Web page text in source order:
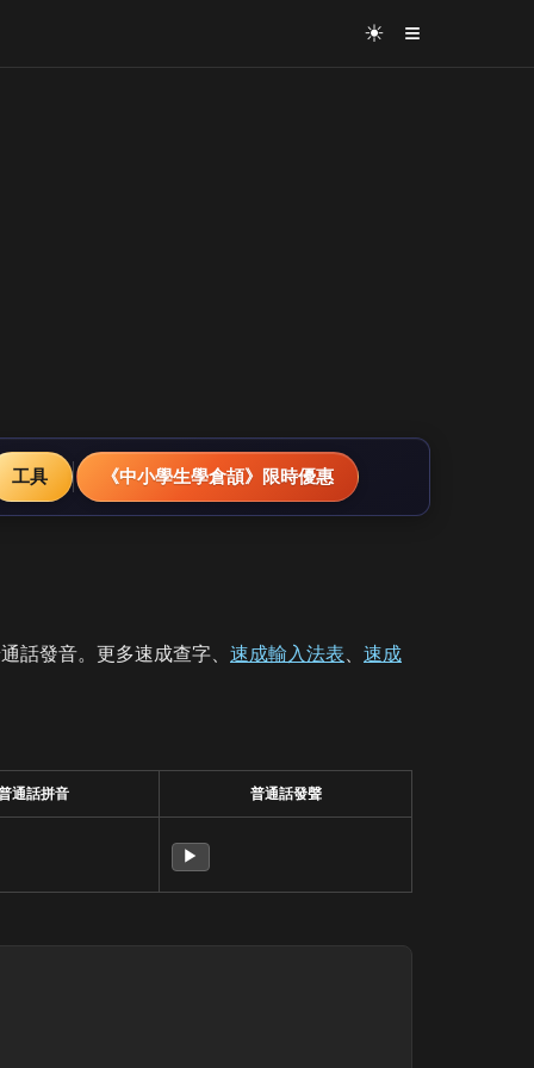
☀ ≡
工具 《中小學生學倉頡》限時優惠
話發音。更多速成查字、 速成輸入法表、 速成
通話拼音 普通話發聲
▶